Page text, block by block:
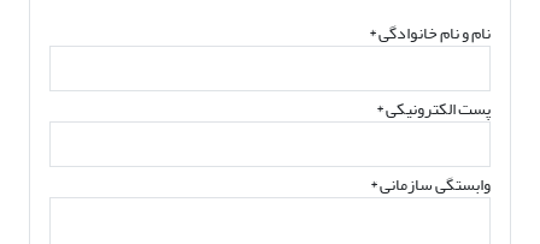
نام و نام خانوادگی*
پست الکترونیکی*
وابستگی سازمانی *